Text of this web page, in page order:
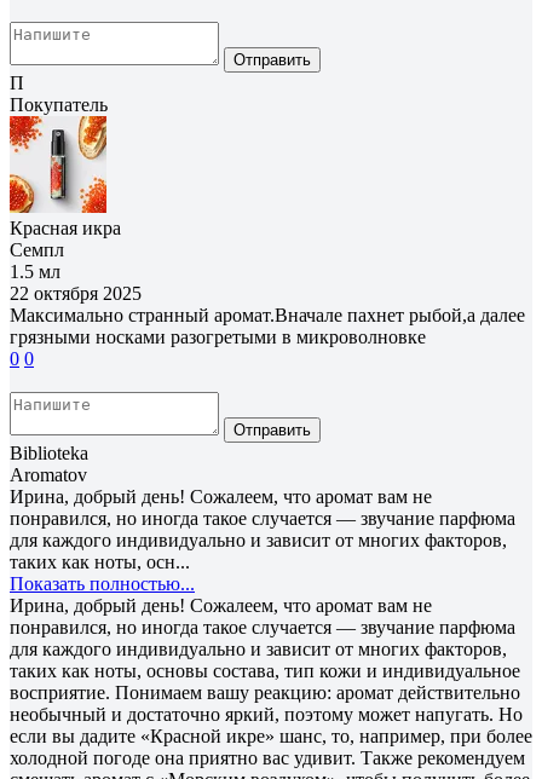
Отправить
П
Покупатель
Красная икра
Семпл
1.5 мл
22 октября 2025
Максимально странный аромат.Вначале пахнет рыбой,а далее
грязными носками разогретыми в микроволновке
0 0
Отправить
Biblioteka
Aromatov
Ирина, добрый день! Сожалеем, что аромат вам не
понравился, но иногда такое случается — звучание парфюма
для каждого индивидуально и зависит от многих факторов,
таких как ноты, осн...
Показать полностью...
Ирина, добрый день! Сожалеем, что аромат вам не
понравился, но иногда такое случается — звучание парфюма
для каждого индивидуально и зависит от многих факторов,
таких как ноты, основы состава, тип кожи и индивидуальное
восприятие. Понимаем вашу реакцию: аромат действительно
необычный и достаточно яркий, поэтому может напугать. Но
если вы дадите «Красной икре» шанс, то, например, при более
холодной погоде она приятно вас удивит. Также рекомендуем